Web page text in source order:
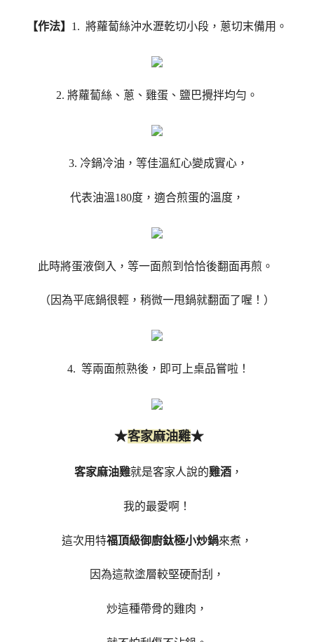
【作法】 1. 將蘿蔔絲沖水瀝乾切小段，蔥切末備用。
2. 將蘿蔔絲、蔥、雞蛋、鹽巴攪拌均勻。
3. 冷鍋冷油，等佳溫紅心變成實心，
代表油溫180度，適合煎蛋的溫度，
此時將蛋液倒入，等一面煎到恰恰後翻面再煎。
（因為平底鍋很輕，稍微一甩鍋就翻面了喔！）
4. 等兩面煎熟後，即可上桌品嘗啦！
★客家麻油雞★
客家麻油雞就是客家人說的雞酒 ，
我的最愛啊！
這次用特福頂級御廚鈦極小炒鍋來煮，
因為這款塗層較堅硬耐刮，
炒這種帶骨的雞肉，